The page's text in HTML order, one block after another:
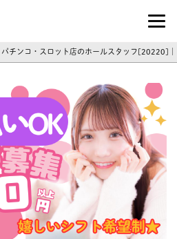
パチンコ求人・転職ならパチンコヒーロ
パチンコ・スロット店のホールスタッフ[20220]